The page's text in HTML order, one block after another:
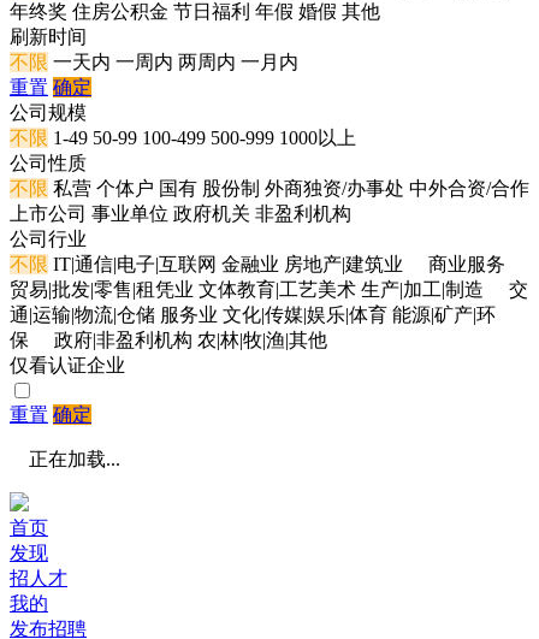
年终奖 住房公积金 节日福利 年假 婚假 其他
刷新时间
不限 一天内 一周内 两周内 一月内
重置 确定
公司规模
不限 1-49 50-99 100-499 500-999 1000以上
公司性质
不限 私营 个体户 国有 股份制 外商独资/办事处 中外合资/合作
上市公司 事业单位 政府机关 非盈利机构
公司行业
不限 IT|通信|电子|互联网 金融业 房地产|建筑业
商业服务
贸易|批发|零售|租凭业 文体教育|工艺美术 生产|加工|制造
交
通|运输|物流|仓储 服务业 文化|传媒|娱乐|体育 能源|矿产|环
保
政府|非盈利机构 农|林|牧|渔|其他
仅看认证企业
重置 确定
正在加载...
首页
发现
招人才
我的
发布招聘